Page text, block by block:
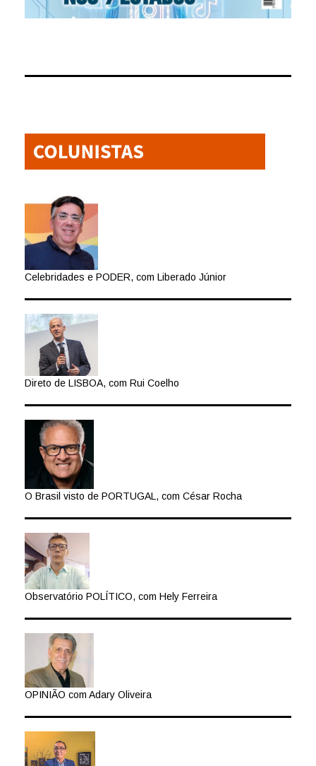
Celebridades e PODER, com Liberado Júnior
Direto de LISBOA, com Rui Coelho
O Brasil visto de PORTUGAL, com César Rocha
Observatório POLÍTICO, com Hely Ferreira
OPINIÃO com Adary Oliveira